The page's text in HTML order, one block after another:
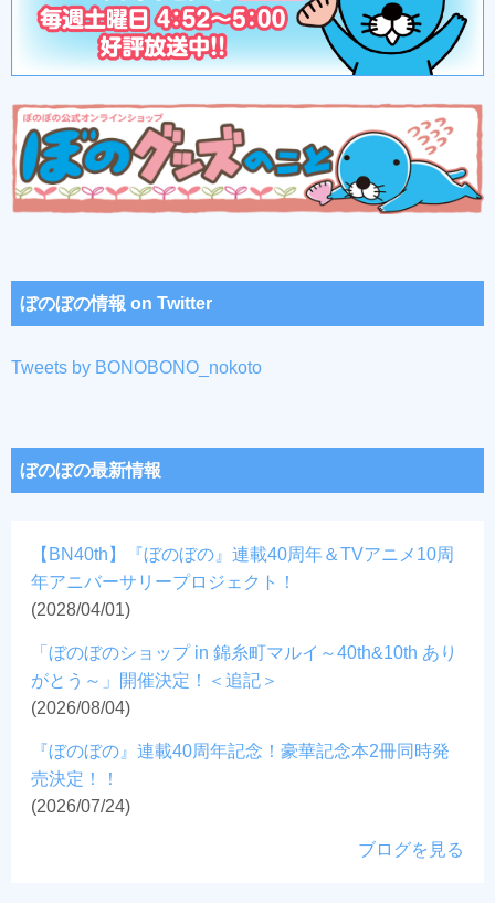
ぼのぼの情報 on Twitter
Tweets by BONOBONO_nokoto
ぼのぼの最新情報
【BN40th】『ぼのぼの』連載40周年＆TVアニメ10周
年アニバーサリープロジェクト！
(2028/04/01)
「ぼのぼのショップ in 錦糸町マルイ～40th&10th あり
がとう～」開催決定！＜追記＞
(2026/08/04)
『ぼのぼの』連載40周年記念！豪華記念本2冊同時発
売決定！！
(2026/07/24)
ブログを見る